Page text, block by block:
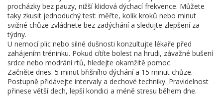
procházky bez pauzy, nižší klidová dýchací frekvence. Můžete
taky zkusit jednoduchý test: měřte, kolik kroků nebo minut
svižné chůze zvládnete bez zadýchání a sledujte zlepšení za
týdny.
U nemocí plic nebo silné dušnosti konzultujte lékaře před
zahájením tréninku. Pokud cítíte bolest na hrudi, závažné bušení
srdce nebo modrání rtů, hledejte okamžitě pomoc.
Začněte dnes: 5 minut břišního dýchání a 15 minut chůze.
Postupně přidávejte intervaly a dechové techniky. Pravidelnost
přinese větší dech, lepší kondici a méně stresu během dne.